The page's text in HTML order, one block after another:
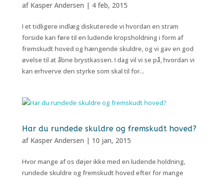
af Kasper Andersen | 4 feb, 2015
I et tidligere indlæg diskuterede vi hvordan en stram
forside kan føre til en ludende kropsholdning i form af
fremskudt hoved og hængende skuldre, og vi gav en god
øvelse til at åbne brystkassen. I dag vil vi se på, hvordan vi
kan erhverve den styrke som skal til for...
Har du rundede skuldre og fremskudt hoved?
af Kasper Andersen | 10 jan, 2015
Hvor mange af os døjer ikke med en ludende holdning,
rundede skuldre og fremskudt hoved efter for mange